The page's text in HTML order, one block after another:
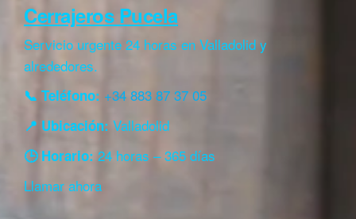
Cerrajeros Pucela
Servicio urgente 24 horas en Valladolid y
alrededores.
📞 Teléfono: +34 883 87 37 05
📍 Ubicación: Valladolid
🕒 Horario: 24 horas – 365 días
Llamar ahora